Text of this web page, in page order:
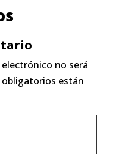
no será
obligatorios están